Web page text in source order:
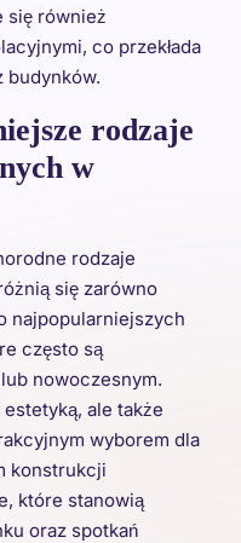
się również
co przekłada
budynków.
rodzaje
w
rodzaje
się zarówno
najpopularniejszych
często są
nowoczesnym.
ale także
wyborem dla
konstrukcji
które stanowią
oraz spotkań